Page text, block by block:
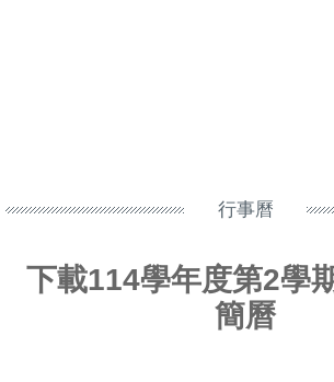
行事曆
下載114學年度第2學
簡曆